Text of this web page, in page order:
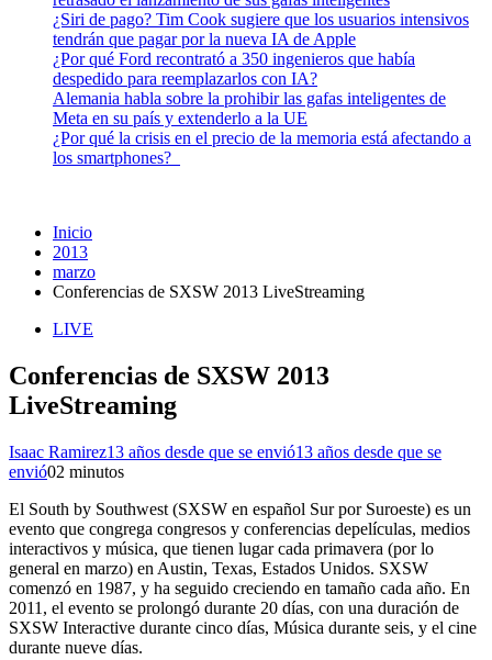
¿Siri de pago? Tim Cook sugiere que los usuarios intensivos
tendrán que pagar por la nueva IA de Apple
¿Por qué Ford recontrató a 350 ingenieros que había
despedido para reemplazarlos con IA?
Alemania habla sobre la prohibir las gafas inteligentes de
Meta en su país y extenderlo a la UE
¿Por qué la crisis en el precio de la memoria está afectando a
los smartphones?
Inicio
2013
marzo
Conferencias de SXSW 2013 LiveStreaming
LIVE
Conferencias de SXSW 2013
LiveStreaming
Isaac Ramirez13 años desde que se envió13 años desde que se
envió02 minutos
El South by Southwest (SXSW en español Sur por Suroeste) es un
evento que congrega congresos y conferencias depelículas, medios
interactivos y música, que tienen lugar cada primavera (por lo
general en marzo) en Austin, Texas, Estados Unidos. SXSW
comenzó en 1987, y ha seguido creciendo en tamaño cada año. En
2011, el evento se prolongó durante 20 días, con una duración de
SXSW Interactive durante cinco días, Música durante seis, y el cine
durante nueve días.